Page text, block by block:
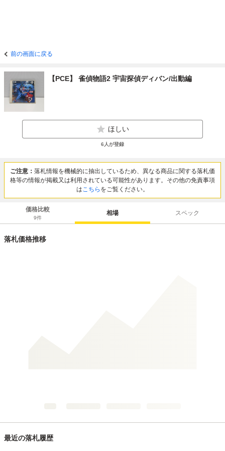
前の画面に戻る
【PCE】 雀偵物語2 宇宙探偵ディバン/出動編
ほしい
6 人が登録
ご注意： 落札情報を機械的に抽出しているため、異なる商品に関する落札価
格等の情報が掲載又は利用されている可能性があります。その他の免責事項
はこちら をご覧ください。
価格比較
9件
相場 スペック
落札価格推移
最近の落札履歴